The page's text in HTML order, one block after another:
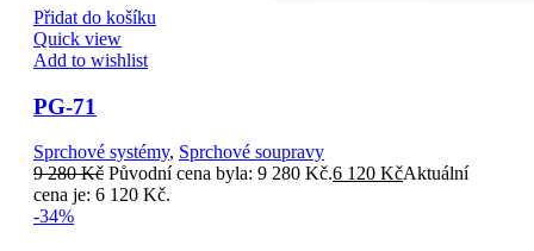
Přidat do košíku
Quick view
Add to wishlist
PG-71
Sprchové systémy, Sprchové soupravy
9 280Kč Původní cena byla: 9 280 Kč.6 120 KčAktuální
cena je: 6 120 Kč.
-34%